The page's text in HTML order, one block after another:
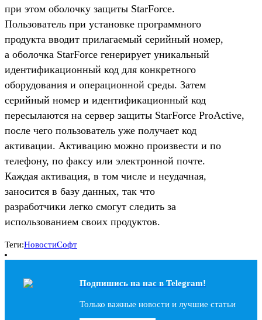
при этом оболочку защиты StarForce.
Пользователь при установке программного
продукта вводит прилагаемый серийный номер,
а оболочка StarForce генерирует уникальный
идентификационный код для конкретного
оборудования и операционной среды. Затем
серийный номер и идентификационный код
пересылаются на сервер защиты StarForce ProActive,
после чего пользователь уже получает код
активации. Активацию можно произвести и по
телефону, по факсу или электронной почте.
Каждая активация, в том числе и неудачная,
заносится в базу данных, так что
разработчики легко смогут следить за
использованием своих продуктов.
Теги:НовостиСофт
Подпишись на наc в Telegram!
Только важные новости и лучшие статьи